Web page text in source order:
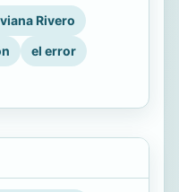
Rivero
el error